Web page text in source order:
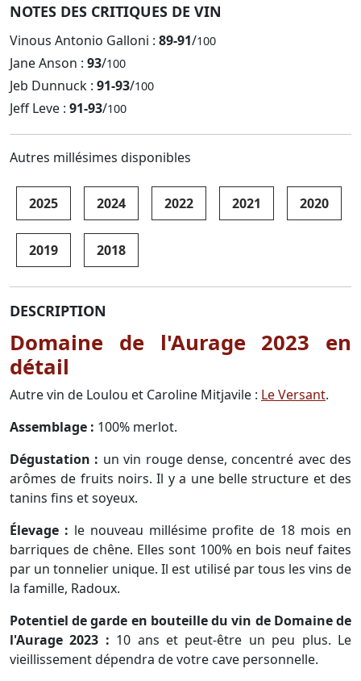
NOTES DES CRITIQUES DE VIN
Vinous Antonio Galloni : 89-91/100
Jane Anson : 93/100
Jeb Dunnuck : 91-93/100
Jeff Leve : 91-93/100
Autres millésimes disponibles
2025 2024 2022 2021 2020
2019 2018
DESCRIPTION
Domaine de l'Aurage 2023 en
détail
Autre vin de Loulou et Caroline Mitjavile : Le Versant.
Assemblage : 100% merlot.
Dégustation : un vin rouge dense, concentré avec des
arômes de fruits noirs. Il y a une belle structure et des
tanins fins et soyeux.
Élevage : le nouveau millésime profite de 18 mois en
barriques de chêne. Elles sont 100% en bois neuf faites
par un tonnelier unique. Il est utilisé par tous les vins de
la famille, Radoux.
Potentiel de garde en bouteille du vin de Domaine de
l'Aurage 2023 : 10 ans et peut-être un peu plus. Le
vieillissement dépendra de votre cave personnelle.